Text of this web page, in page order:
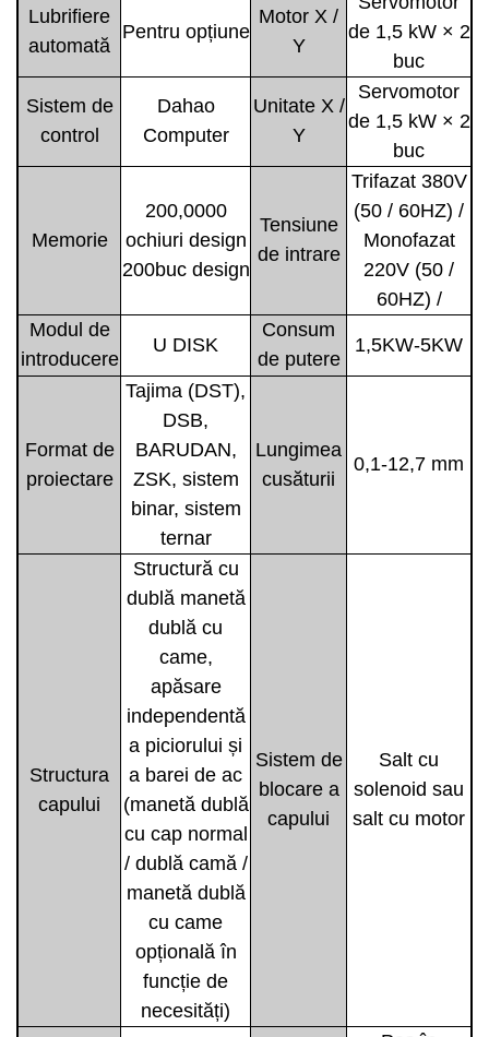
Lubrifiere
automată
Pentru opțiune
Motor X /
Y
de 1,5 kW × 2
buc
Sistem de
control
Dahao
Computer
Unitate X /
Y
Servomotor
de 1,5 kW × 2
buc
Memorie
200,0000
ochiuri design
200buc design
Tensiune
de intrare
Trifazat 380V
(50 / 60HZ) /
Monofazat
220V (50 /
60HZ) /
Modul de
introducere
U DISK
Consum
de putere
1,5KW-5KW
Format de
proiectare
Tajima (DST),
DSB,
BARUDAN,
ZSK, sistem
binar, sistem
ternar
Lungimea
cusăturii
0,1-12,7 mm
Structura
capului
Structură cu
dublă manetă
dublă cu
came,
apăsare
independentă
a piciorului și
a barei de ac
(manetă dublă
cu cap normal
/ dublă camă /
manetă dublă
cu came
opțională în
funcție de
necesități)
Sistem de
blocare a
capului
Salt cu
solenoid sau
salt cu motor